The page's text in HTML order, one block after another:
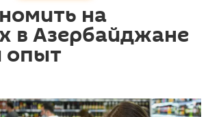
на
в Азербайджане
опыт